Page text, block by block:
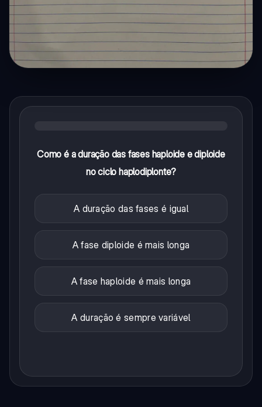
Como é a duração das fases haploide e diploide
no ciclo haplodiplonte?
A duração das fases é igual
A fase diploide é mais longa
A fase haploide é mais longa
A duração é sempre variável